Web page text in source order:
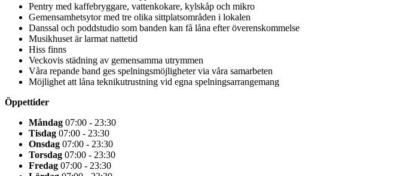
Pentry med kaffebryggare, vattenkokare, kylskåp och mikro
Gemensamhetsytor med tre olika sittplatsområden i lokalen
Danssal och poddstudio som banden kan få låna efter överenskommelse
Musikhuset är larmat nattetid
Hiss finns
Veckovis städning av gemensamma utrymmen
Våra repande band ges spelningsmöjligheter via våra samarbeten
Möjlighet att låna teknikutrustning vid egna spelningsarrangemang
Öppettider
Måndag 07:00 - 23:30
Tisdag 07:00 - 23:30
Onsdag 07:00 - 23:30
Torsdag 07:00 - 23:30
Fredag 07:00 - 23:30